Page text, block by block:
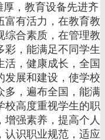
，教育设备先进齐
富有活力，在教育教
综合素质，在管理教
彩，能满足不同学生
活，健康成长，全国
发展和建设，使学校
多，遍布全国，能满
校高度重视学生的职
强素养，提高个人
认识职业规范，适应